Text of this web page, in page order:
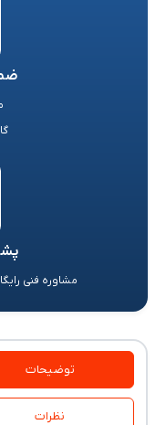
مشاوره فنی
توضیحات
نظرات